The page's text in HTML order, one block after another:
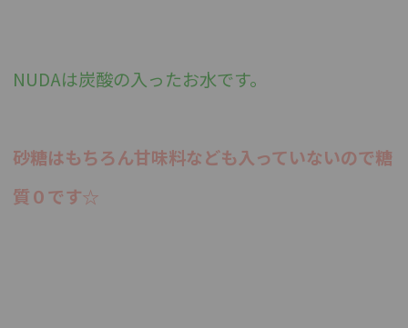
NUDAは炭酸の入ったお水です。
砂糖はもちろん甘味料なども入っていないので糖
質０です☆